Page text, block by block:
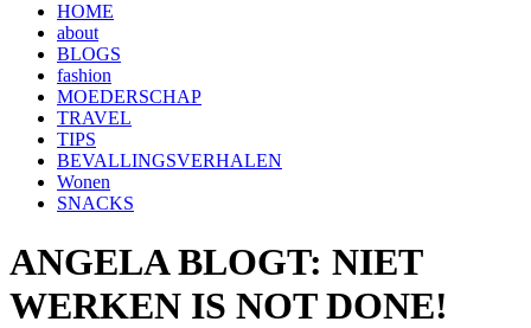
HOME
about
BLOGS
fashion
MOEDERSCHAP
TRAVEL
TIPS
BEVALLINGSVERHALEN
Wonen
SNACKS
ANGELA BLOGT: NIET
WERKEN IS NOT DONE!